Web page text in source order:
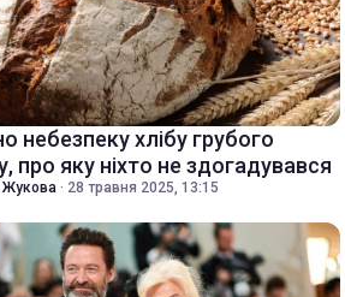
небезпеку хлібу грубого
про яку ніхто не здогадувався
· 28 травня 2025, 13:15